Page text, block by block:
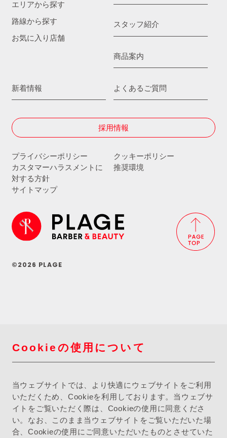
エリアから探す
路線から探す
お気に入り店舗
スタッフ紹介
商品案内
新着情報 よくあるご質問
採用情報
プライバシーポリシー
クッキーポリシー
カスタマーハラスメントに
対する方針
推奨環境
サイトマップ
©2026 PLAGE
Cookieの使用について
当ウェブサイトでは、より快適にウェブサイトをご利用
いただくため、Cookieを利用しております。当ウェブサ
イトをご覧いただく際は、Cookieの使用に同意くださ
い。なお、このまま当ウェブサイトをご覧いただいた場
合、Cookieの使用にご同意いただいたものとさせていた